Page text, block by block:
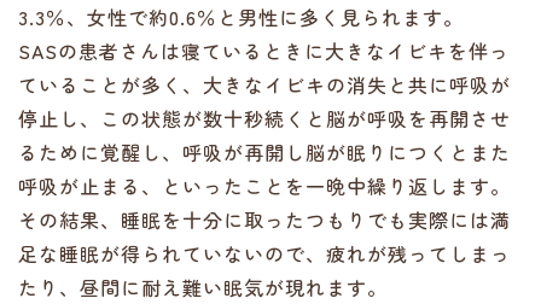
3.3％、女性で約0.6％と男性に多く見られます。
SASの患者さんは寝ているときに大きなイビキを伴っ
ていることが多く、大きなイビキの消失と共に呼吸が
停止し、この状態が数十秒続くと脳が呼吸を再開させ
るために覚醒し、呼吸が再開し脳が眠りにつくとまた
呼吸が止まる、といったことを一晩中繰り返します。
その結果、睡眠を十分に取ったつもりでも実際には満
足な睡眠が得られていないので、疲れが残ってしまっ
たり、昼間に耐え難い眠気が現れます。